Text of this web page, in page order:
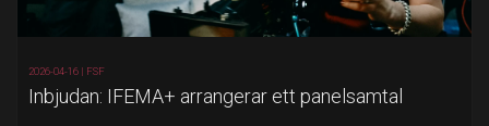
2026-04-16 | FSF
Inbjudan: IFEMA+ arrangerar ett panelsamtal